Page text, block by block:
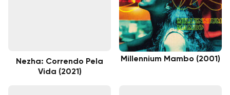
Nezha: Correndo Pela
Vida (2021)
Millennium Mambo (2001)